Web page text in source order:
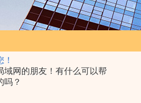
域网的朋友！有什么可以帮
吗？